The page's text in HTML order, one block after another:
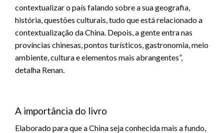
contextualizar o país falando sobre a sua geografia,
história, questões culturais, tudo que está relacionado a
contextualização da China. Depois, a gente entra nas
províncias chinesas, pontos turísticos, gastronomia, meio
ambiente, cultura e elementos mais abrangentes”,
detalha Renan.
A importância do livro
Elaborado para que a China seja conhecida mais a fundo,